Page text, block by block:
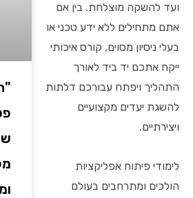
ועד להשקה מוצלחת. בין אם
אתם מתחילים ללא ידע טכני או
בעלי ניסיון מסוים, קורס איכותי
ייקח אתכם יד ביד לאורך
התהליך ויפתח עבורכם דלתות
להשגת יעדים מקצועיים
ויצירתיים.
לימודי פיתוח אפליקציות
הולכים ומתרחבים בעולם